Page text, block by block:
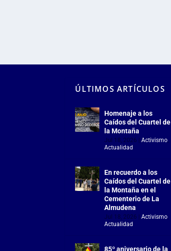
ÚLTIMOS ARTÍCULOS
Homenaje a los
Caídos del Cuartel de
la Montaña
Jul 18, 2026 |Activismo,
Actualidad
En recuerdo a los
Caídos del Cuartel de
la Montaña en el
Cementerio de La
Almudena
Jul 18, 2026 |Activismo,
Actualidad
85º aniversario de la